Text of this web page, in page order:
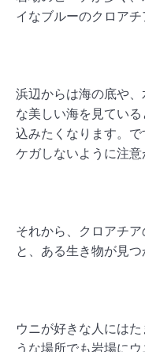
イなブルーのクロアチ
浜辺からは海の底や
な美しい海を見てい
込みたくなります。
ケガしないように注意
それから、クロアチ
と、ある生き物が見つ
ウニが好きな人には
うな場所でも岩場に